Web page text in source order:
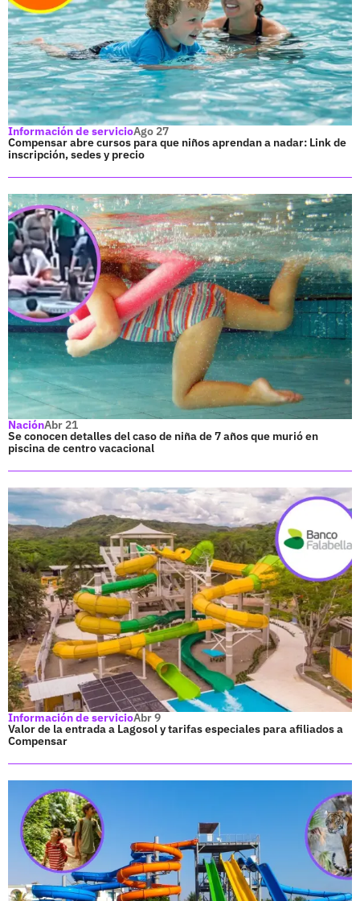
Información de servicioAgo 27
Compensar abre cursos para que niños aprendan a nadar: Link de
inscripción, sedes y precio
NaciónAbr 21
Se conocen detalles del caso de niña de 7 años que murió en
piscina de centro vacacional
Información de servicioAbr 9
Valor de la entrada a Lagosol y tarifas especiales para afiliados a
Compensar